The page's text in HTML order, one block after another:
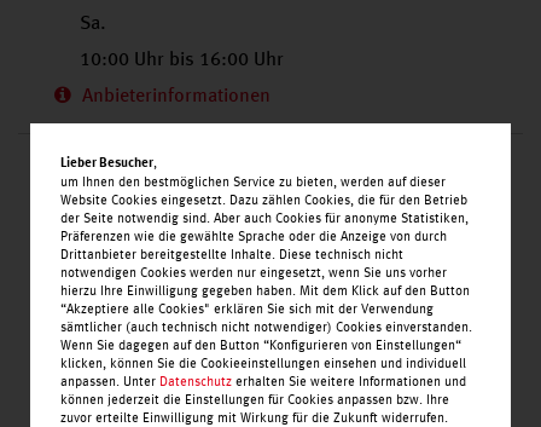
Sa.
10:00 Uhr bis 16:00 Uhr
Anbieterinformationen
http://www.apollo.de/
+49 (0) 6103 – 3 11 95 5
AHSU Kebab Time
Ernsting's family
Kamps Backstube
Lieber Besucher,
um Ihnen den bestmöglichen Service zu bieten, werden auf dieser
Website Cookies eingesetzt. Dazu zählen Cookies, die für den Betrieb
der Seite notwendig sind. Aber auch Cookies für anonyme Statistiken,
Präferenzen wie die gewählte Sprache oder die Anzeige von durch
Drittanbieter bereitgestellte Inhalte. Diese technisch nicht
notwendigen Cookies werden nur eingesetzt, wenn Sie uns vorher
hierzu Ihre Einwilligung gegeben haben. Mit dem Klick auf den Button
“Akzeptiere alle Cookies" erklären Sie sich mit der Verwendung
sämtlicher (auch technisch nicht notwendiger) Cookies einverstanden.
Wenn Sie dagegen auf den Button “Konfigurieren von Einstellungen“
klicken, können Sie die Cookieeinstellungen einsehen und individuell
anpassen. Unter Datenschutz erhalten Sie weitere Informationen und
können jederzeit die Einstellungen für Cookies anpassen bzw. Ihre
zuvor erteilte Einwilligung mit Wirkung für die Zukunft widerrufen.